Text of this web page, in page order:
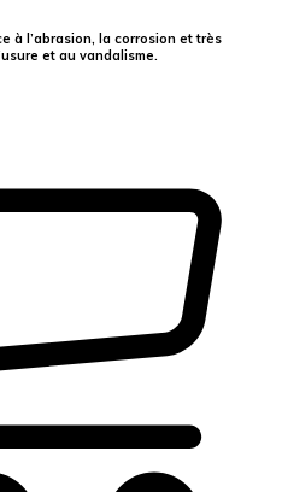
à l’abrasion, la corrosion et très
et au vandalisme.